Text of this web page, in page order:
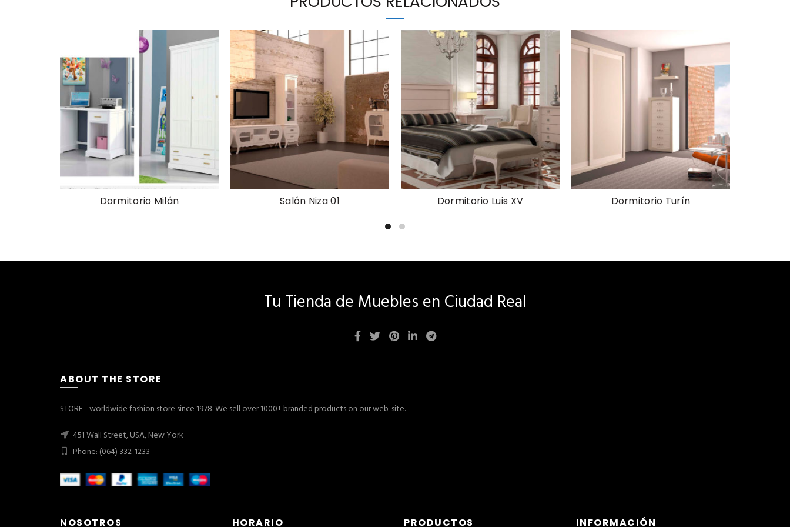
Dormitorio Milán Salón Niza 01 Dormitorio Luis XV Dormitorio Turín
Tu Tienda de Muebles en Ciudad Real
ABOUT THE STORE
STORE - worldwide fashion store since 1978. We sell over 1000+ branded products on our web-site.
451 Wall Street, USA, New York
Phone: (064) 332-1233
NOSOTROS HORARIO PRODUCTOS INFORMACIÓN